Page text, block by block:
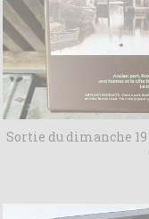
Sortie du dimanche